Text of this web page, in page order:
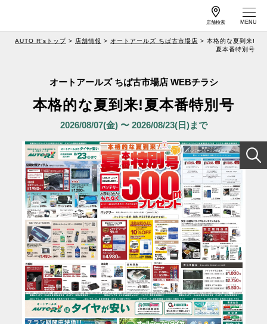
店舗検索
車検予約
サービス案内
店舗情報
工賃一覧
お知らせ
メールマガジンの
ご案内
よくある質問
キャンペーン
メンバーズカード
カーメンテナンス
情報
特集
タイヤ安心補償 物件情報募集
AUTO R’sトップ 店舗情報 オートアールズ ちば古市場店
本格的な夏到来!
夏本番特別号
オートアールズ ちば古市場店 WEBチラシ
本格的な夏到来!夏本番特別号
2026/08/07(金) 〜 2026/08/23(日)まで